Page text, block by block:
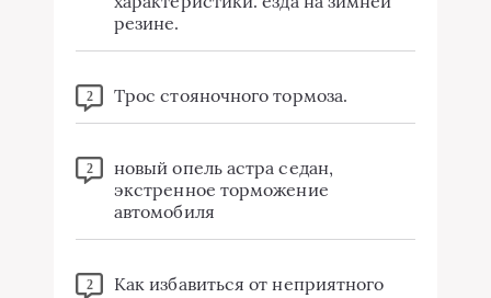
резине.
2 Трос стояночного тормоза.
2
новый опель астра седан,
экстренное торможение
автомобиля
2
Как избавиться от неприятного